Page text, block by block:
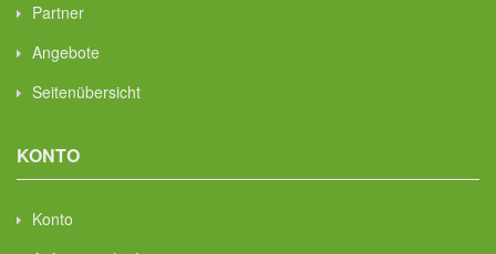
Partner
Angebote
Seitenübersicht
KONTO
Konto